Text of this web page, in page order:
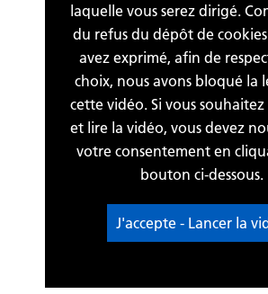
laquelle vous serez dirigé.
du refus du dépôt de
avez exprimé, afin de
choix, nous avons bloqué la
cette vidéo. Si vous
et lire la vidéo, vous devez
votre consentement en
bouton ci-dessous.
J'accepte - Lancer la